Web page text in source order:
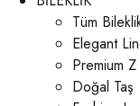
Tüm
Elegant
Premium Z
Doğal Taş